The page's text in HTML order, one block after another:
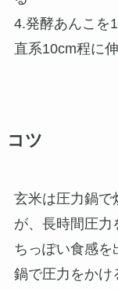
4.発酵あんこを
直系10cm程に
コツ
玄米は圧力鍋で
が、長時間圧力
ちっぽい食感を
鍋で圧力をかけ